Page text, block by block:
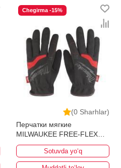
(0 Sharhlar)
Chegirma -15%
Перчатки мягкие
MILWAUKEE FREE-FLEX
9/L
Sotuvda yo‘q